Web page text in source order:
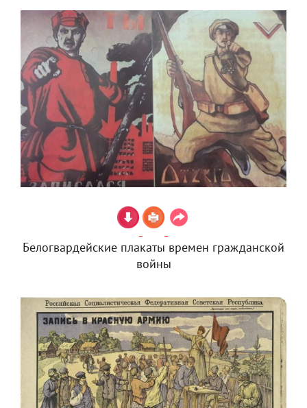
Белогвардейские плакаты времен гражданской
войны